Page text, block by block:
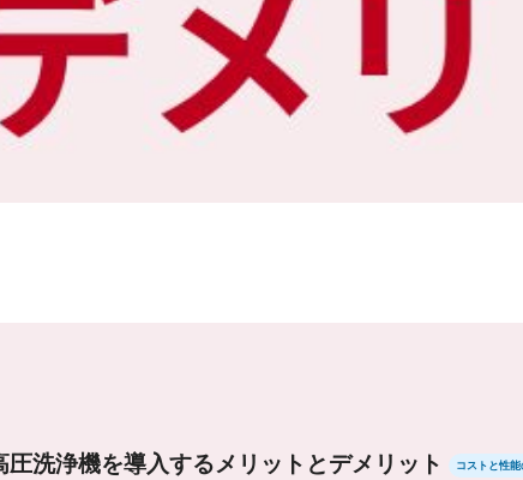
洗浄機を導入するメリットとデメリット コストと性